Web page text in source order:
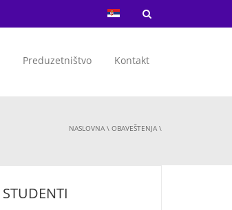
Preduzetništvo Kontakt
NASLOVNA \ OBAVEŠTENJA \
STUDENTI